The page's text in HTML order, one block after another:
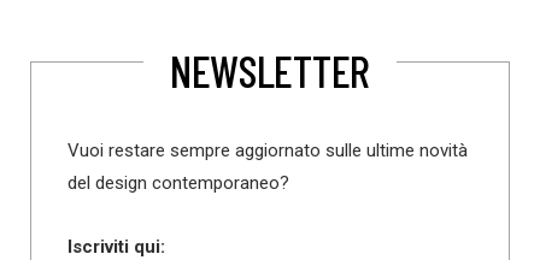
NEWSLETTER
Vuoi restare sempre aggiornato sulle ultime novità
del design contemporaneo?
Iscriviti qui: